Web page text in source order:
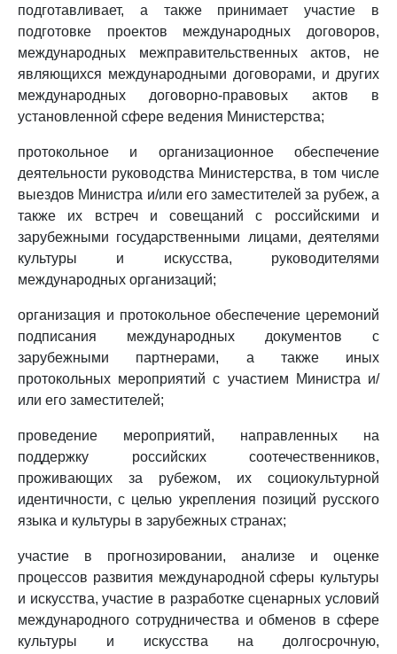
подготавливает, а также принимает участие в
подготовке проектов международных договоров,
международных межправительственных актов, не
являющихся международными договорами, и других
международных договорно-правовых актов в
установленной сфере ведения Министерства;
протокольное и организационное обеспечение
деятельности руководства Министерства, в том числе
выездов Министра и/или его заместителей за рубеж, а
также их встреч и совещаний с российскими и
зарубежными государственными лицами, деятелями
культуры и искусства, руководителями
международных организаций;
организация и протокольное обеспечение церемоний
подписания международных документов с
зарубежными партнерами, а также иных
протокольных мероприятий с участием Министра и/
или его заместителей;
проведение мероприятий, направленных на
поддержку российских соотечественников,
проживающих за рубежом, их социокультурной
идентичности, с целью укрепления позиций русского
языка и культуры в зарубежных странах;
участие в прогнозировании, анализе и оценке
процессов развития международной сферы культуры
и искусства, участие в разработке сценарных условий
международного сотрудничества и обменов в сфере
культуры и искусства на долгосрочную,